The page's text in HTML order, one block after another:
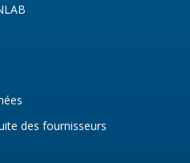
des fournisseurs